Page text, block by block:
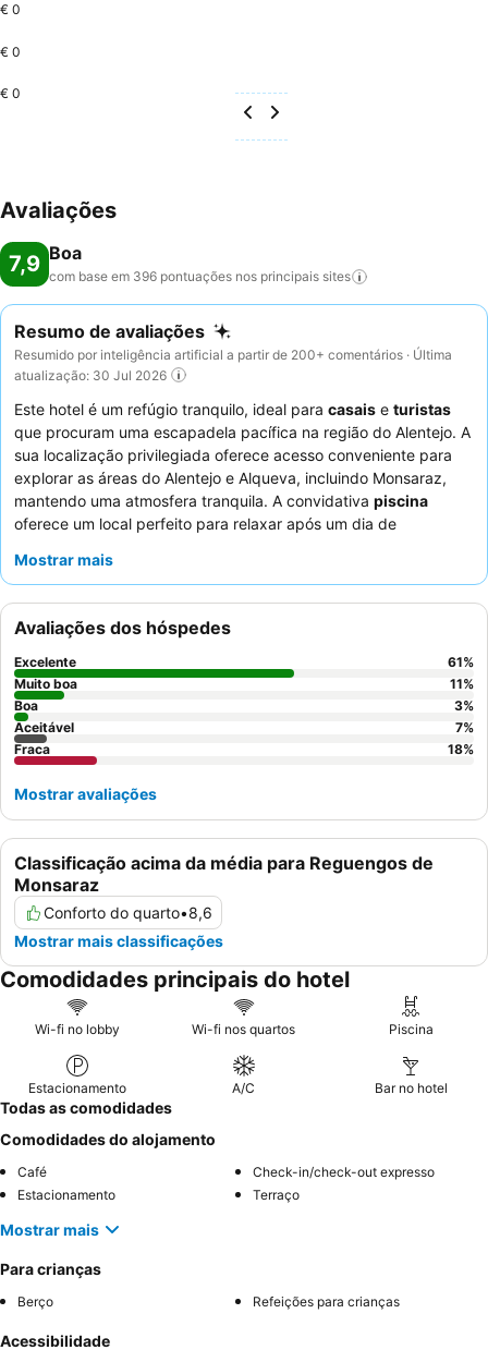
€ 0
€ 0
€ 0
Avaliações
7,9 Boa
com base em 396 pontuações nos principais sites
Resumo de avaliações
Resumido por inteligência artificial a partir de 200+ comentários · Última
atualização: 30 Jul 2026
Este hotel é um refúgio tranquilo, ideal para casais e turistas
que procuram uma escapadela pacífica na região do Alentejo. A
sua localização privilegiada oferece acesso conveniente para
explorar as áreas do Alentejo e Alqueva, incluindo Monsaraz,
mantendo uma atmosfera tranquila. A convidativa piscina
oferece um local perfeito para relaxar após um dia de
e a prestabilidade excecionais dos funcionários, contribuindo
frequentemente descrito como bom e com capacidade para
atender a pedidos dietéticos. Para uma experiência
verdadeiramente serena, considere solicitar um quarto que não
esteja virado para as áreas comuns, para minimizar a potencial
transferência de ruído.
Mostrar mais
Classificação acima da média para Reguengos de
Monsaraz
Conforto do quarto•8,6
Mostrar mais classificações
Avaliações dos hóspedes
Excelente 61%
Muito boa
11%
Boa
3%
Aceitável
7%
Fraca
18%
Mostrar avaliações
Comodidades principais do hotel
Wi-fi no lobby Wi-fi nos quartos Piscina
Estacionamento A/C Bar no hotel
Todas as comodidades
Comodidades do alojamento
Café
Check-in/check-out expresso
Estacionamento
Terraço
Mostrar mais
Para crianças
Berço Refeições para crianças
Acessibilidade